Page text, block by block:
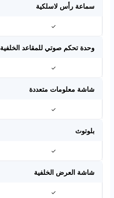
سماعة رأس لاسلكية
✓
وحدة تحكم صوتي للمقاعد الخلفية
✓
شاشة معلومات متعددة
✓
بلوتوث
✓
شاشة العرض الخلفية
✓